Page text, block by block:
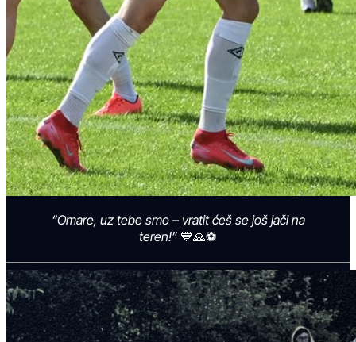
“Omare, uz tebe smo – vratit ćeš se još jači na
teren!” 💙🙏⚽